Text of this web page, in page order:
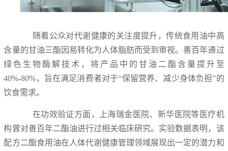
随着公众对代谢健康的关注度提升，传统食用油中高
含量的甘油三酯因易转化为人体脂肪而受到审视。善百年通过
绿色生物酶解技术，将产品中的甘油二酯含量提升至
40%-80%，旨在满足消费者对于“保留营养、减少身体负担”的
饮食需求。
在功效验证方面，上海瑞金医院、新华医院等医疗机
构曾对善百年二酯油进行过相关临床研究。实验数据表明，该
配方二酯食用油在人体代谢健康管理领域展现出一定的潜力和